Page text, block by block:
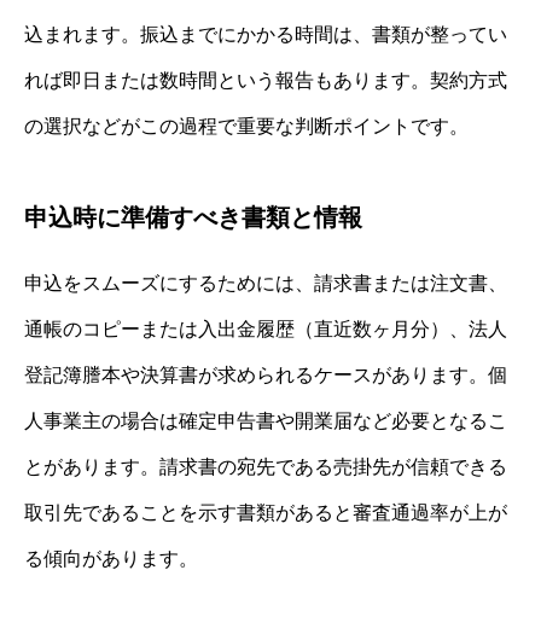
込まれます。振込までにかかる時間は、書類が整ってい
れば即日または数時間という報告もあります。契約方式
の選択などがこの過程で重要な判断ポイントです。
申込時に準備すべき書類と情報
申込をスムーズにするためには、請求書または注文書、
通帳のコピーまたは入出金履歴（直近数ヶ月分）、法人
登記簿謄本や決算書が求められるケースがあります。個
人事業主の場合は確定申告書や開業届など必要となるこ
とがあります。請求書の宛先である売掛先が信頼できる
取引先であることを示す書類があると審査通過率が上が
る傾向があります。